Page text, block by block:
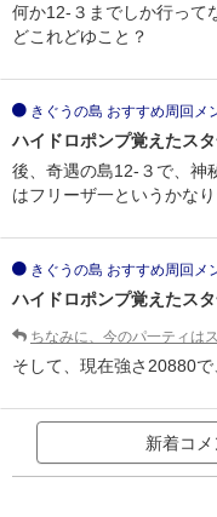
何か12-３までしか行って
どこれどゆこと？
きぐうの島 おすすめ周回メ
ハイドロポンプ覚えたス
後、奇遇の島12-３で、神
はフリーザ一というかな
きぐうの島 おすすめ周回メ
ハイドロポンプ覚えたス
ちなみに、今のパ一ティはス
そして、現在強さ20880で
新着コ